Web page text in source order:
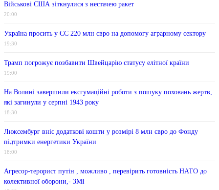
Військові США зіткнулися з нестачею ракет
20:00
Україна просить у ЄС 220 млн євро на допомогу аграрному сектору
19:30
Трамп погрожує позбавити Швейцарію статусу елітної країни
19:00
На Волині завершили ексгумаційні роботи з пошуку поховань жертв,
які загинули у серпні 1943 року
18:30
Люксембург вніс додаткові кошти у розмірі 8 млн євро до Фонду
підтримки енергетики України
18:00
Агресор-терорист путін , можливо , перевірить готовність НАТО до
колективної оборони,- ЗМІ